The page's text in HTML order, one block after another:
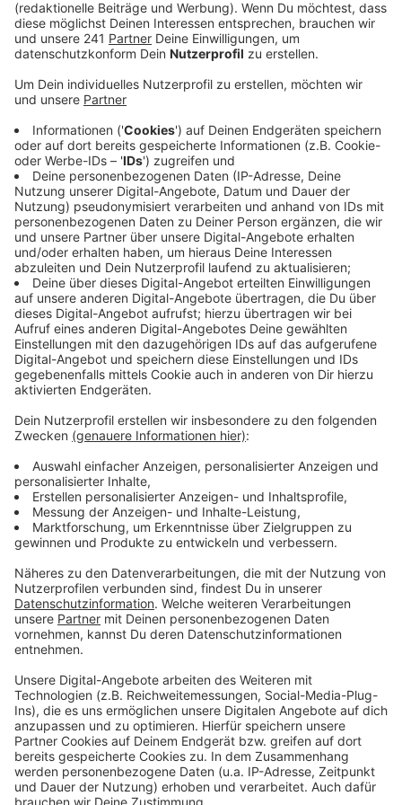
Veröffentlicht:Freitag, 20.12.2024 06:15
Zwischen 13 und 15 Uhr geben die Mitarbeitenden des
Bunkers auf dem Xabi-Alonso-Platz vor dem Bunker
die Geschenke aus, die die Leverkusener gespendet
haben – unter anderem bei unserer Radio Leverkusen-
Geschenkesammelaktion. Es sind Geschenke für
Altersklassen von Kleinkind bis Jugendliche dabei.
Anzeige
Weitere Meldungen aus Leverkusen
Anzeige
Leverkusener Amtsgericht: Haftstrafe im
In Wupsi-Bussen: Frauennotruf informiert über
Hilfsangebot
Prozessauftakt: Gefährliche Körperverletzung in
Leverkusen
Anzeige
Anzeige